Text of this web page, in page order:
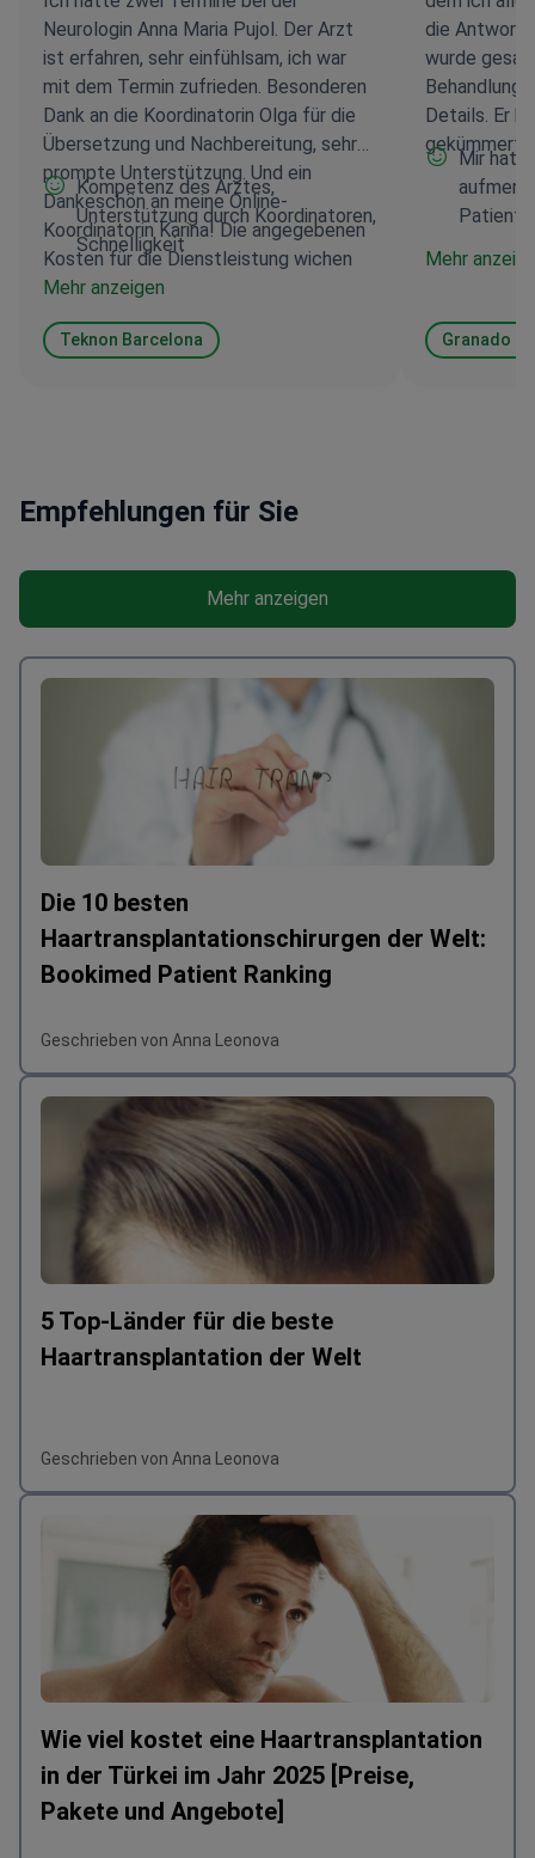
Neurologin Anna Maria Pujol. Der Arzt
ist erfahren, sehr einfühlsam, ich war
mit dem Termin zufrieden. Besonderen
Dank an die Koordinatorin Olga für die
Übersetzung und Nachbereitung, sehr
prompte Unterstützung. Und ein
Dankeschön an meine Online-
Koordinatorin Karina! Die angegebenen
Kosten für die Dienstleistung wichen
nicht von den tatsächlichen Kosten ab,
bearbeitet.
Kompetenz des Arztes,
Unterstützung durch Koordinatoren,
Schnelligkeit
Mehr anzeigen
Teknon Barcelona
die
wurde
Behandlung
Details. Er
gekümmert.
Mir hat
Mehr
Granado
Empfehlungen für Sie
Mehr anzeigen
Die 10 besten
Haartransplantationschirurgen der Welt:
Bookimed Patient Ranking
Geschrieben von Anna Leonova
5 Top-Länder für die beste
Haartransplantation der Welt
Geschrieben von Anna Leonova
Wie viel kostet eine Haartransplantation
in der Türkei im Jahr 2025 [Preise,
Pakete und Angebote]